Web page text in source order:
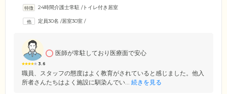
た全室個室をご用意。ご自宅のようにおくつろぎいただけます。また、
スには機械浴槽も完備。介護度が上がっても、お身体の状態に合わせて
24時間介護士常駐 /トイレ付き居室
定員30名 /居室30室 /
3.6
医師が常駐しており医療面で安心
職員、スタッフの態度はよく教育がされていると感じました。他入
所者さんたちはよく施設に馴染んでい... 続きを見る